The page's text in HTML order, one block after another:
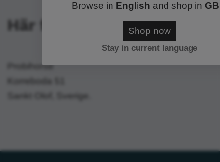
Här finns vi
Probihorse
Korreboda 51
Sankt Olof, Sverige.
Browse in English and shop in
Shop now
Stay in current language